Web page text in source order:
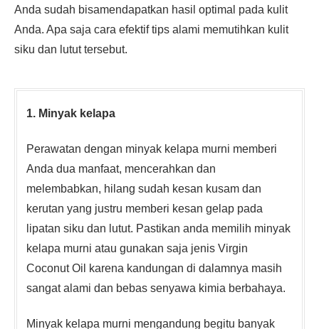
Anda sudah bisamendapatkan hasil optimal pada kulit
Anda. Apa saja cara efektif tips alami memutihkan kulit
siku dan lutut tersebut.
1. Minyak kelapa
Perawatan dengan minyak kelapa murni memberi
Anda dua manfaat, mencerahkan dan
melembabkan, hilang sudah kesan kusam dan
kerutan yang justru memberi kesan gelap pada
lipatan siku dan lutut. Pastikan anda memilih minyak
kelapa murni atau gunakan saja jenis Virgin
Coconut Oil karena kandungan di dalamnya masih
sangat alami dan bebas senyawa kimia berbahaya.
Minyak kelapa murni mengandung begitu banyak